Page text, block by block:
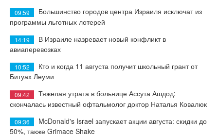
09:59
Большинство городов центра Израиля исключат из
программы льготных лотерей
14:19
В Израиле назревает новый конфликт в
авиаперевозках
10:52
Кто и когда 11 августа получит школьный грант от
Битуах Леуми
09:42
Тяжелая утрата в больнице Ассута Ашдод:
скончалась известный офтальмолог доктор Наталья Ковалюк
09:36
McDonald's Israel запускает акции августа: скидки до
50%, также Grimace Shake